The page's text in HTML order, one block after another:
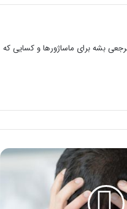
بشه برای ماساژورها و کسایی که